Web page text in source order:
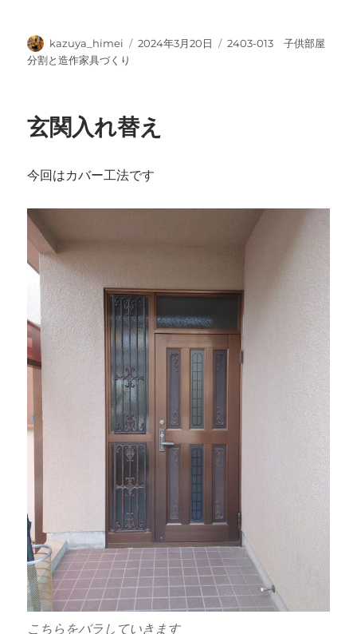
投
稿
kazuya_himei
投
2024年3月20日
カ
2403-013 子供部屋
分割と造作家具づくり
玄関入れ替え
今回はカバー工法です
こちらをバラしていきます